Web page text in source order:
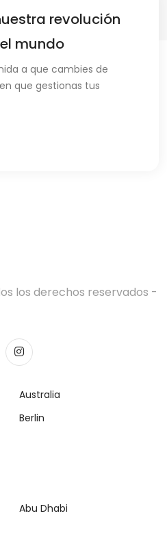
revolución
mundo
a que cambies de
que gestionas tus
los derechos reservados -
Australia
Berlin
Abu Dhabi